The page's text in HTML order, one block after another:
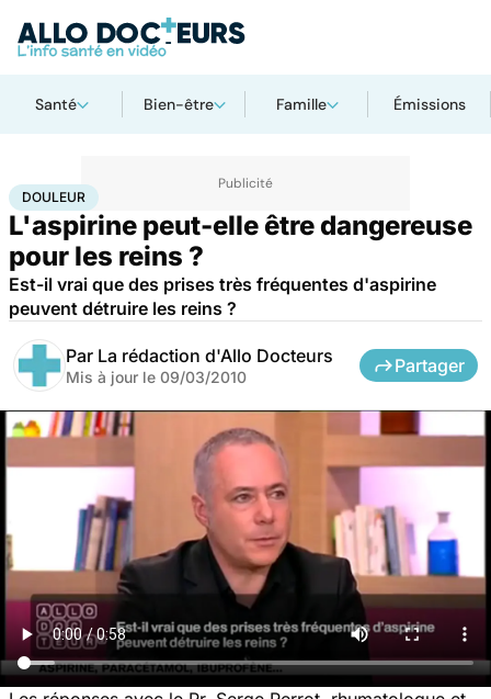
Santé Bien-être Famille Émissions
AccueilSanté
DOULEUR
L'aspirine peut-elle être dangereuse
pour les reins ?
Est-il vrai que des prises très fréquentes d'aspirine
peuvent détruire les reins ?
Par La rédaction d'Allo Docteurs
Mis à jour le 09/03/2010
Partager